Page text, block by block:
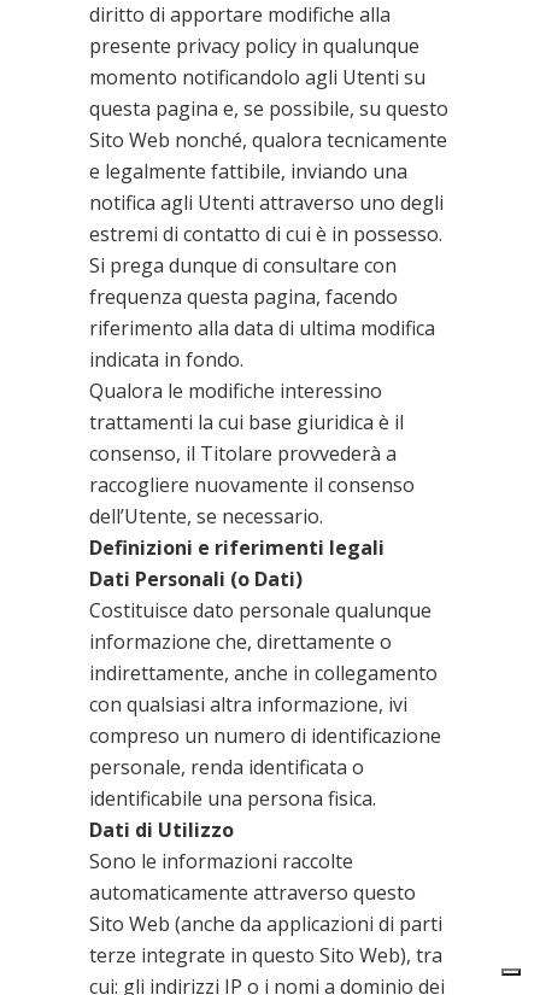
diritto di apportare modifiche alla
presente privacy policy in qualunque
momento notificandolo agli Utenti su
questa pagina e, se possibile, su questo
Sito Web nonché, qualora tecnicamente
e legalmente fattibile, inviando una
notifica agli Utenti attraverso uno degli
estremi di contatto di cui è in possesso.
Si prega dunque di consultare con
frequenza questa pagina, facendo
riferimento alla data di ultima modifica
indicata in fondo.
Qualora le modifiche interessino
trattamenti la cui base giuridica è il
consenso, il Titolare provvederà a
raccogliere nuovamente il consenso
dell’Utente, se necessario.
Definizioni e riferimenti legali
Dati Personali (o Dati)
Costituisce dato personale qualunque
informazione che, direttamente o
indirettamente, anche in collegamento
con qualsiasi altra informazione, ivi
compreso un numero di identificazione
personale, renda identificata o
identificabile una persona fisica.
Dati di Utilizzo
Sono le informazioni raccolte
automaticamente attraverso questo
Sito Web (anche da applicazioni di parti
terze integrate in questo Sito Web), tra
cui: gli indirizzi IP o i nomi a dominio dei